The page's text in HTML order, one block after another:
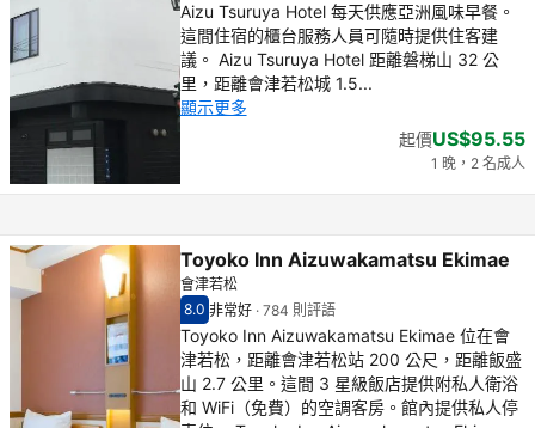
Aizu Tsuruya Hotel 每天供應亞洲風味早餐。
這間住宿的櫃台服務人員可隨時提供住客建
議。 Aizu Tsuruya Hotel 距離磐梯山 32 公
里，距離會津若松城 1.5...
顯示更多
起價US$95.55
1 晚，2 名成人
Toyoko Inn Aizuwakamatsu Ekimae
會津若松
住客評分（滿分 10 分） 8.0
8.0
非常好 - 之前住客的感想, 784 則評語
非常好· 784 則評語
Toyoko Inn Aizuwakamatsu Ekimae 位在會
津若松，距離會津若松站 200 公尺，距離飯盛
山 2.7 公里。這間 3 星級飯店提供附私人衛浴
和 WiFi（免費）的空調客房。館內提供私人停